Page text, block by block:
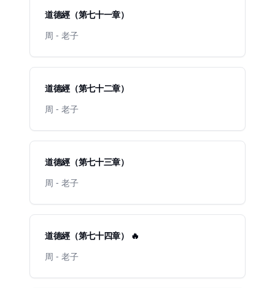
道德經（第七十一章）
周 - 老子
道德經（第七十二章）
周 - 老子
道德經（第七十三章）
周 - 老子
道德經（第七十四章） 🔥
周 - 老子